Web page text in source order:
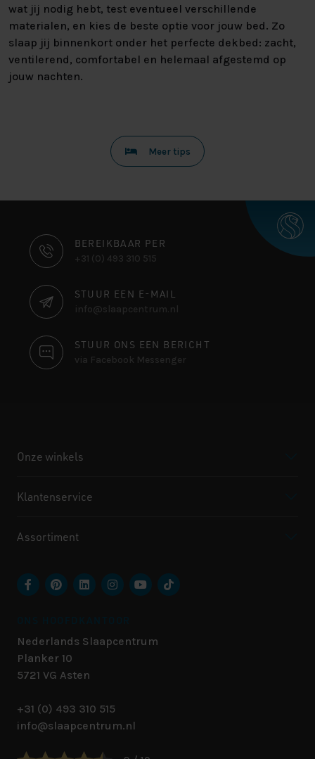
wat jij nodig hebt, test eventueel verschillende
materialen, en kies de beste optie voor jouw bed. Zo
slaap jij binnenkort onder het perfecte dekbed: zacht,
ventilerend, comfortabel en helemaal afgestemd op
jouw nachten.
Meer tips
CONTACT
INFORMATIE
BEREIKBAAR PER
+31 (0) 493 310 515
STUUR EEN E-MAIL
info@slaapcentrum.nl
STUUR ONS EEN BERICHT
via Facebook Messenger
Onze winkels
Klantenservice
Assortiment
Nederlands Slaapcentrum
Planker 10
5721 VG Asten
+31 (0) 493 310 515
info@slaapcentrum.nl